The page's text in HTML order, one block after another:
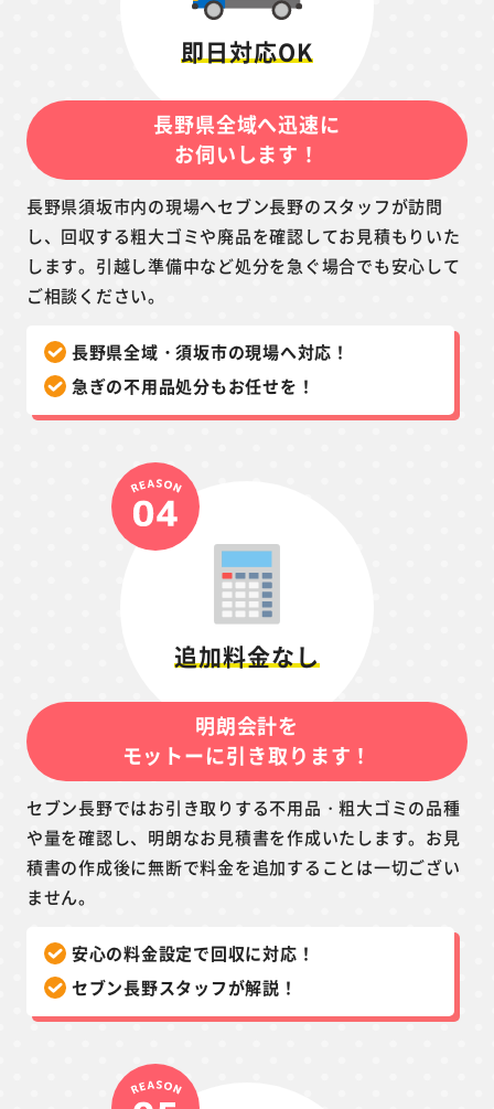
即日対応OK
長野県全域へ迅速に
お伺いします！
長野県須坂市内の現場へセブン長野のスタッフが訪問
し、回収する粗大ゴミや廃品を確認してお見積もりいた
します。引越し準備中など処分を急ぐ場合でも安心して
ご相談ください。
長野県全域・須坂市の現場へ対応！
急ぎの不用品処分もお任せを！
追加料金なし
明朗会計を
モットーに引き取ります！
セブン長野ではお引き取りする不用品・粗大ゴミの品種
や量を確認し、明朗なお見積書を作成いたします。お見
積書の作成後に無断で料金を追加することは一切ござい
ません。
安心の料金設定で回収に対応！
セブン長野スタッフが解説！